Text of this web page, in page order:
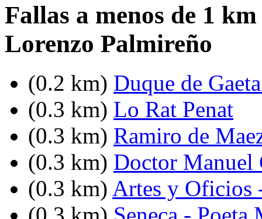
Fallas a menos de 1
Lorenzo Palmireño
(0.2 km) Duque de
(0.3 km) Lo Rat Penat
(0.3 km) Ramiro de
(0.3 km) Doctor Manuel
(0.3 km) Artes y Oficios